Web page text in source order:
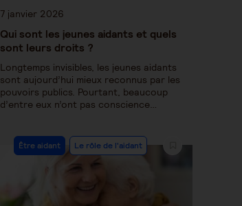
7 janvier 2026
Qui sont les jeunes aidants et quels
sont leurs droits ?
Longtemps invisibles, les jeunes aidants
sont aujourd’hui mieux reconnus par les
pouvoirs publics. Pourtant, beaucoup
d’entre eux n’ont pas conscience…
Être aidant Le rôle de l'aidant